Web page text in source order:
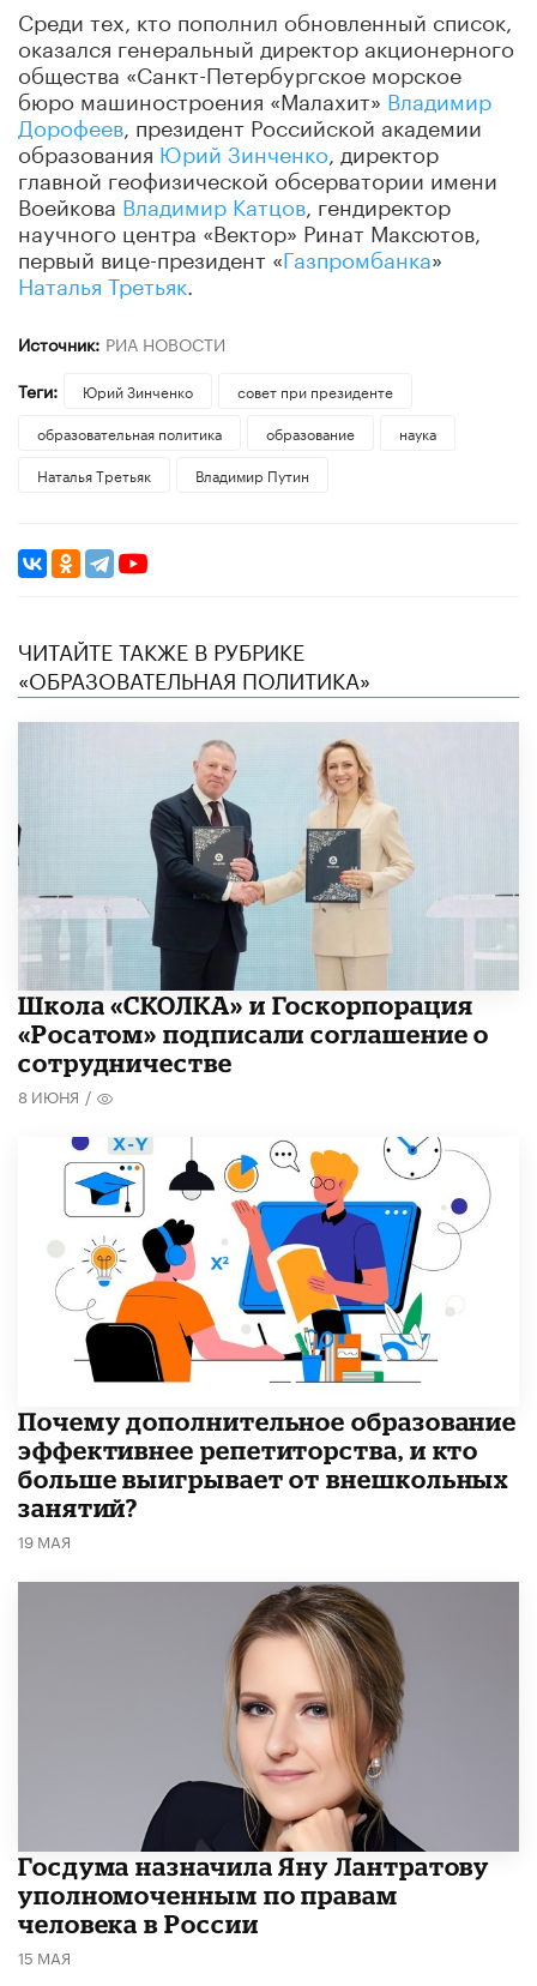
Среди тех, кто пополнил обновленный список,
оказался генеральный директор акционерного
общества «Санкт-Петербургское морское
бюро машиностроения «Малахит» Владимир
Дорофеев , президент Российской академии
образования Юрий Зинченко , директор
главной геофизической обсерватории имени
Воейкова Владимир Катцов , гендиректор
научного центра «Вектор» Ринат Максютов,
первый вице-президент «Газпромбанка»
Наталья Третьяк
Источник: РИА НОВОСТИ
Теги:
Юрий Зинченко
совет при президенте
образовательная политика
образование
наука
Наталья Третьяк
Владимир Путин
ЧИТАЙТЕ ТАКЖЕ В РУБРИКЕ
«ОБРАЗОВАТЕЛЬНАЯ ПОЛИТИКА»
Школа «СКОЛКА» и Госкорпорация
«Росатом» подписали соглашение о
сотрудничестве
8 ИЮНЯ /
​Почему дополнительное образование
эффективнее репетиторства, и кто
больше выигрывает от внешкольных
занятий?
19 МАЯ
Госдума назначила Яну Лантратову
уполномоченным по правам
человека в России
15 МАЯ